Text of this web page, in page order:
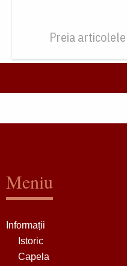
Preia
Meniu
Informații
Istoric
Capela